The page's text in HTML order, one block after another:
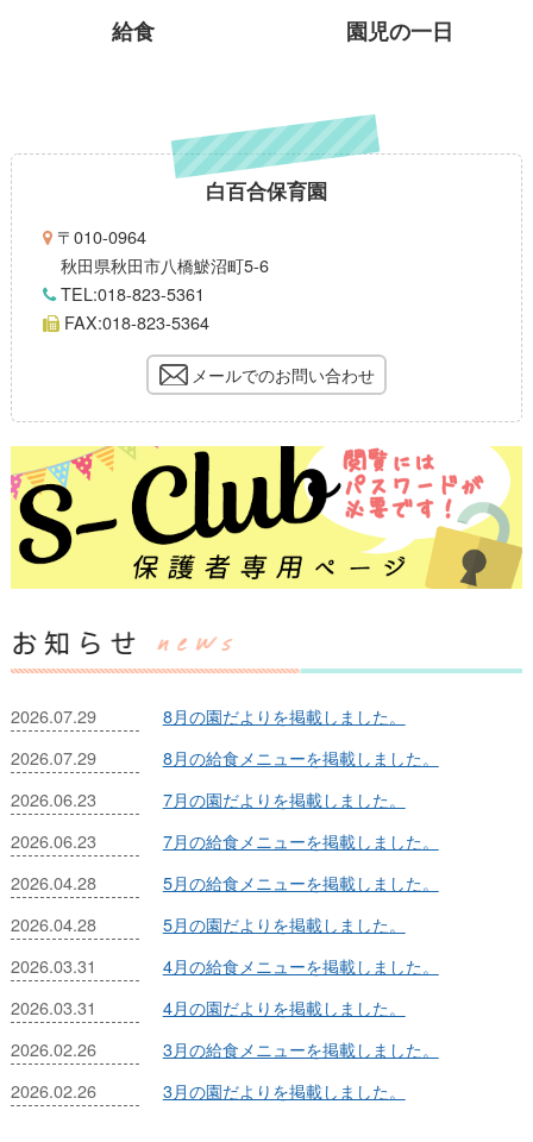
給食 園児の一日
白百合保育園
〒010-0964
秋田県秋田市八橋鯲沼町5-6
TEL:018-823-5361
FAX:018-823-5364
メールでのお問い合わせ
2026.07.29
8月の園だよりを掲載しました。
2026.07.29
8月の給食メニューを掲載しました。
2026.06.23
7月の園だよりを掲載しました。
2026.06.23
7月の給食メニューを掲載しました。
2026.04.28
5月の給食メニューを掲載しました。
2026.04.28
5月の園だよりを掲載しました。
2026.03.31
4月の給食メニューを掲載しました。
2026.03.31
4月の園だよりを掲載しました。
2026.02.26
3月の給食メニューを掲載しました。
2026.02.26
3月の園だよりを掲載しました。